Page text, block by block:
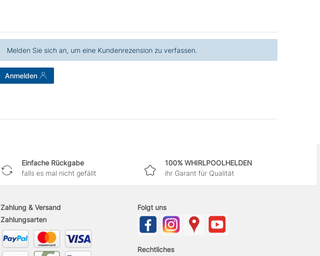
Melden Sie sich an, um eine Kundenrezension zu verfassen.
Anmelden
Einfache Rückgabe
falls es mal nicht gefällt
100% WHIRLPOOLHELDEN
ihr Garant für Qualität
Zahlung & Versand
Zahlungsarten
Folgt uns
Rechtliches